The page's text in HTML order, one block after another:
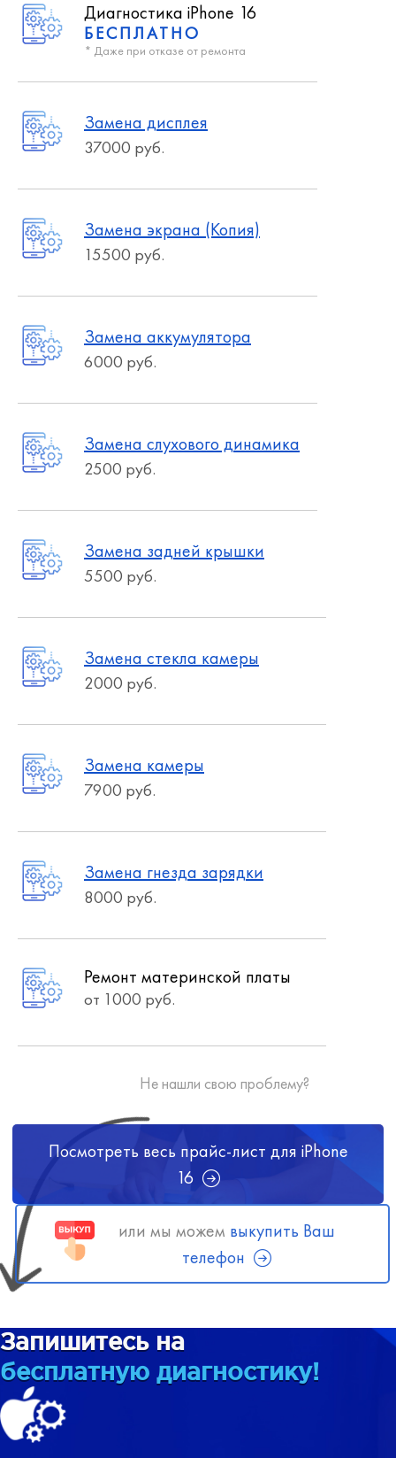
Диагностика iPhone 16
БЕСПЛАТНО
* Даже при отказе от ремонта
Замена дисплея
37000 руб.
Замена экрана (Копия)
15500 руб.
Замена аккумулятора
6000 руб.
Замена слухового динамика
2500 руб.
Замена задней крышки
5500 руб.
Замена стекла камеры
2000 руб.
Замена камеры
7900 руб.
Замена гнезда зарядки
8000 руб.
Ремонт материнской платы
от 1000 руб.
Не нашли свою проблему?
Посмотреть весь прайс-лист для iPhone
16
или мы можем выкупить Ваш
телефон
Запишитесь на
бесплатную диагностику!